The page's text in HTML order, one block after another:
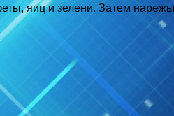
яиц и зелени. Затем